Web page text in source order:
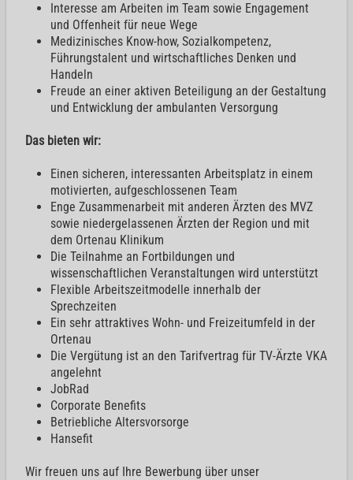
Interesse am Arbeiten im Team sowie Engagement
und Offenheit für neue Wege
Medizinisches Know-how, Sozialkompetenz,
Führungstalent und wirtschaftliches Denken und
Handeln
Freude an einer aktiven Beteiligung an der Gestaltung
und Entwicklung der ambulanten Versorgung
Das bieten wir:
Einen sicheren, interessanten Arbeitsplatz in einem
motivierten, aufgeschlossenen Team
Enge Zusammenarbeit mit anderen Ärzten des MVZ
sowie niedergelassenen Ärzten der Region und mit
dem Ortenau Klinikum
Die Teilnahme an Fortbildungen und
wissenschaftlichen Veranstaltungen wird unterstützt
Flexible Arbeitszeitmodelle innerhalb der
Sprechzeiten
Ein sehr attraktives Wohn- und Freizeitumfeld in der
Ortenau
Die Vergütung ist an den Tarifvertrag für TV-Ärzte VKA
angelehnt
JobRad
Corporate Benefits
Betriebliche Altersvorsorge
Hansefit
Wir freuen uns auf Ihre Bewerbung über unser